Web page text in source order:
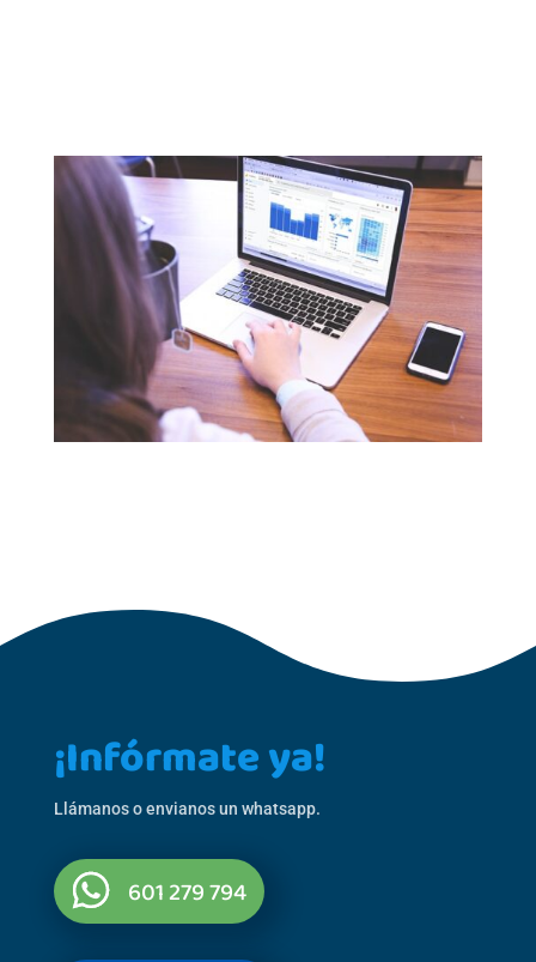
¡Infórmate ya!
Llámanos o envianos un whatsapp.
601 279 794